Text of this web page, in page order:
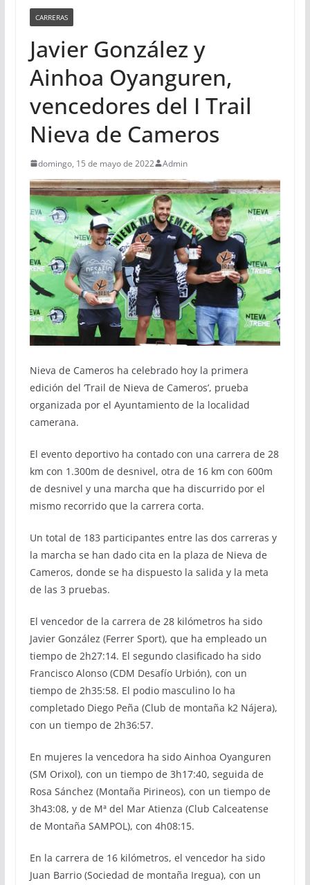
CARRERAS
Javier González y
Ainhoa Oyanguren,
vencedores del I Trail
Nieva de Cameros
domingo, 15 de mayo de 2022 Admin
Nieva de Cameros ha celebrado hoy la primera
edición del ‘Trail de Nieva de Cameros’, prueba
organizada por el Ayuntamiento de la localidad
camerana.
El evento deportivo ha contado con una carrera de 28
km con 1.300m de desnivel, otra de 16 km con 600m
de desnivel y una marcha que ha discurrido por el
mismo recorrido que la carrera corta.
Un total de 183 participantes entre las dos carreras y
la marcha se han dado cita en la plaza de Nieva de
Cameros, donde se ha dispuesto la salida y la meta
de las 3 pruebas.
El vencedor de la carrera de 28 kilómetros ha sido
Javier González (Ferrer Sport), que ha empleado un
tiempo de 2h27:14. El segundo clasificado ha sido
Francisco Alonso (CDM Desafío Urbión), con un
tiempo de 2h35:58. El podio masculino lo ha
completado Diego Peña (Club de montaña k2 Nájera),
con un tiempo de 2h36:57.
En mujeres la vencedora ha sido Ainhoa Oyanguren
(SM Orixol), con un tiempo de 3h17:40, seguida de
Rosa Sánchez (Montaña Pirineos), con un tiempo de
3h43:08, y de Mª del Mar Atienza (Club Calceatense
de Montaña SAMPOL), con 4h08:15.
En la carrera de 16 kilómetros, el vencedor ha sido
Juan Barrio (Sociedad de montaña Iregua), con un